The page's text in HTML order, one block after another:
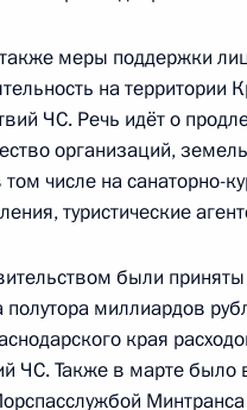
Показать предыдущие
Военно-
меры поддержки
на территории
ЧС. Речь идёт о
организаций,
числе на санаторно-
туристические
были
миллиардов
края
ЧС. Также в марте